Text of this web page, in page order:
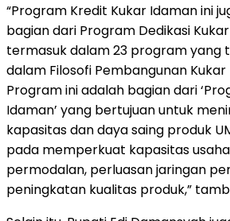
“Program Kredit Kukar Idaman ini
bagian dari Program Dedikasi
termasuk dalam 23 program yang
dalam Filosofi Pembangunan Kukar
Program ini adalah bagian dari
Idaman’ yang bertujuan untuk
kapasitas dan daya saing produk
pada memperkuat kapasitas
permodalan, perluasan jaringan
peningkatan kualitas produk,”